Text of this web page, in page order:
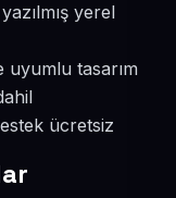
yerel
uyumlu tasarım
ücretsiz